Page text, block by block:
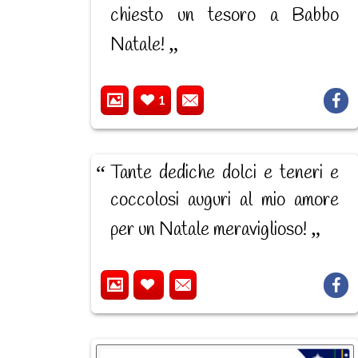
chiesto un tesoro a Babbo
Natale!
1
Tante dediche dolci e teneri e
coccolosi auguri al mio amore
per un Natale meraviglioso!